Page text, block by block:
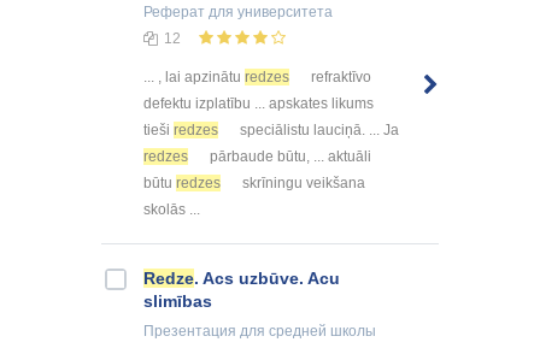
Реферат для университета
12
... , lai apzinātu redzes
refraktīvo
defektu izplatību ... apskates likums
tieši redzes
speciālistu lauciņā. ... Ja
redzes
pārbaude būtu, ... aktuāli
būtu redzes
skrīningu veikšana
skolās ...
Redze. Acs uzbūve. Acu
slimības
Презентация для средней школы